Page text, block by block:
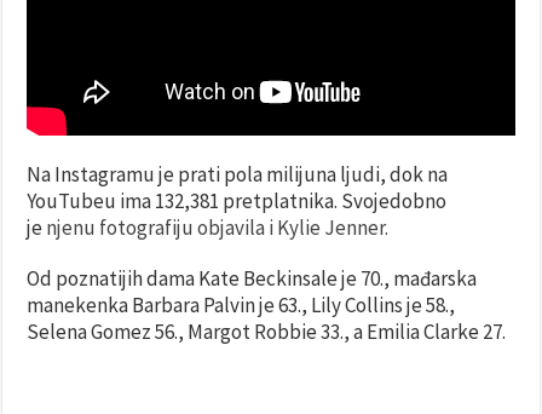
Na Instagramu je prati pola milijuna ljudi, dok na
YouTubeu ima 132,381 pretplatnika. Svojedobno
jenjenu fotografiju objavila i Kylie Jenner.
Od poznatijih dama Kate Beckinsale je 70., mađarska
manekenka Barbara Palvin je 63., Lily Collins je 58.,
Selena Gomez 56., Margot Robbie 33., a Emilia Clarke 27.